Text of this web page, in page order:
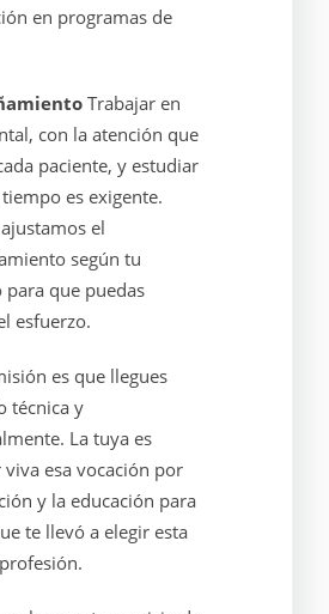
en programas de
Trabajar en
con la atención que
paciente, y estudiar
es exigente.
el
según tu
que puedas
esfuerzo.
es que llegues
técnica y
La tuya es
esa vocación por
y la educación para
te llevó a elegir esta